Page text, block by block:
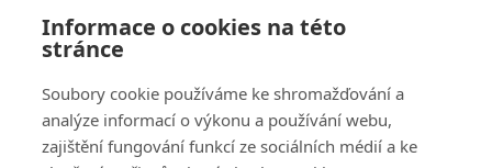
Informace o cookies na této
stránce
Soubory cookie používáme ke shromažďování a
analýze informací o výkonu a používání webu,
zajištění fungování funkcí ze sociálních médií a ke
O Nás